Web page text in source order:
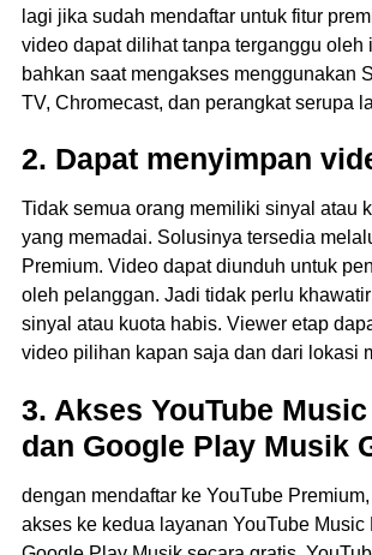
lagi jika sudah mendaftar untuk fitur
video dapat dilihat tanpa terganggu oleh
bahkan saat mengakses menggunakan
TV, Chromecast, dan perangkat serupa
2. Dapat menyimpan
Tidak semua orang memiliki sinyal atau
yang memadai. Solusinya tersedia
Premium. Video dapat diunduh untuk
oleh pelanggan. Jadi tidak perlu
sinyal atau kuota habis. Viewer etap
video pilihan kapan saja dan dari lokasi
3. Akses YouTube
dan Google Play Musik
dengan mendaftar ke YouTube
akses ke kedua layanan YouTube Music